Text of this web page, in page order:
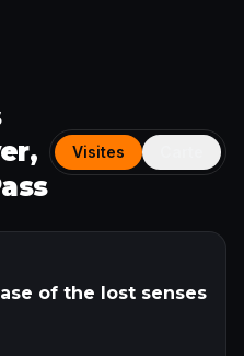
Visites
of the lost senses